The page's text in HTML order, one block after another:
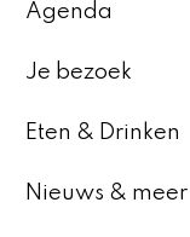
Agenda
Je bezoek
Eten & Drinken
Nieuws & meer